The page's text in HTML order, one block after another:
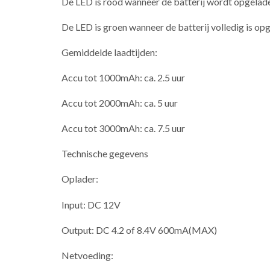
De LED is groen wanneer de batterij volledig is
Gemiddelde laadtijden:
Accu tot 1000mAh: ca. 2.5 uur
Accu tot 2000mAh: ca. 5 uur
Accu tot 3000mAh: ca. 7.5 uur
Technische gegevens
Oplader:
Input: DC 12V
Output: DC 4.2 of 8.4V 600mA(MAX)
Netvoeding: